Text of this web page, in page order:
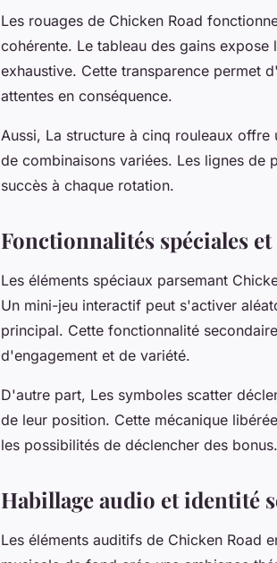
Les rouages de Chicken Road
cohérente. Le tableau des gains
exhaustive. Cette transparence permet
attentes en conséquence.
Aussi, La structure à cinq rouleaux
de combinaisons variées. Les lignes de
succès à chaque rotation.
Fonctionnalités spéciales et
Les éléments spéciaux parsemant
Un mini-jeu interactif peut s'activer
principal. Cette fonctionnalité
d'engagement et de variété.
D'autre part, Les symboles scatter
de leur position. Cette mécanique
les possibilités de déclencher des bonus.
Habillage audio et identité
Les éléments auditifs de Chicken Road